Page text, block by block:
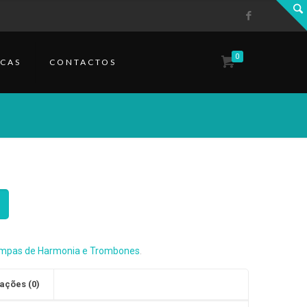
CONTACTOS
0
de Harmonia e Trombones
(0)